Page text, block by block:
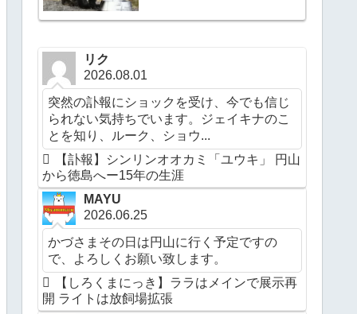
リク
2026.08.01
突然の訃報にショックを受け、今でも信じ
られない気持ちでいます。ジェイキナのこ
とを知り、ルーク、ショウ...
【訃報】シンリンオオカミ「ユウキ」 円山
から徳島へー15年の生涯
MAYU
2026.06.25
かづさまその日は円山に行く予定ですの
で、よろしくお願い致します。
【しろくまにっき】ララはメインで展示再
開 ライトは放飼場拡張